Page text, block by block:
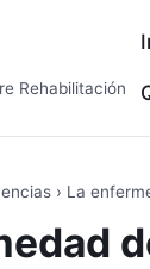
Rehabilitación
› La